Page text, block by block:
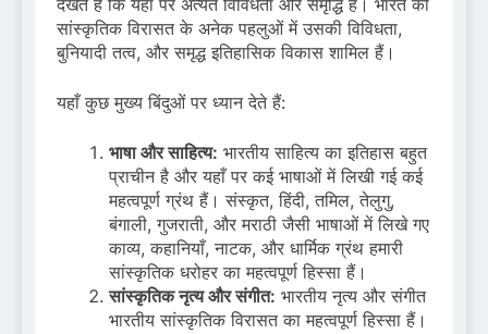
सांस्कृतिक विरासत के अनेक पहलुओं में उसकी विविधता,
बुनियादी तत्व, और समृद्ध इतिहासिक विकास शामिल हैं।
यहाँ कुछ मुख्य बिंदुओं पर ध्यान देते हैं:
भाषा और साहित्य: भारतीय साहित्य का इतिहास बहुत
प्राचीन है और यहाँ पर कई भाषाओं में लिखी गई कई
महत्वपूर्ण ग्रंथ हैं। संस्कृत, हिंदी, तमिल, तेलुगु,
बंगाली, गुजराती, और मराठी जैसी भाषाओं में लिखे गए
काव्य, कहानियाँ, नाटक, और धार्मिक ग्रंथ हमारी
सांस्कृतिक धरोहर का महत्वपूर्ण हिस्सा हैं।
सांस्कृतिक नृत्य और संगीत: भारतीय नृत्य और संगीत
भारतीय सांस्कृतिक विरासत का महत्वपूर्ण हिस्सा हैं।